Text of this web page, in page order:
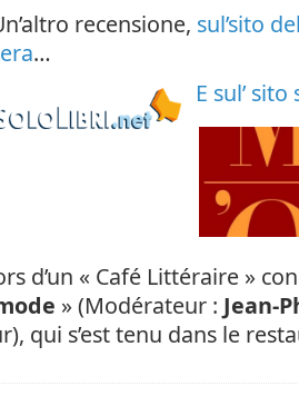
recensione, sul’sito
…
E sul’
d’un « Café Littéraire »
» (Modérateur : Jean-
qui s’est tenu dans le